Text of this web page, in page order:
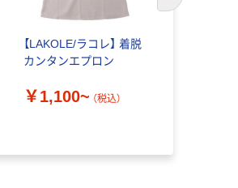
【LAKOLE/ラコレ】 着脱
カンタンエプロン
￥1,100~ （税込）
次のスライド